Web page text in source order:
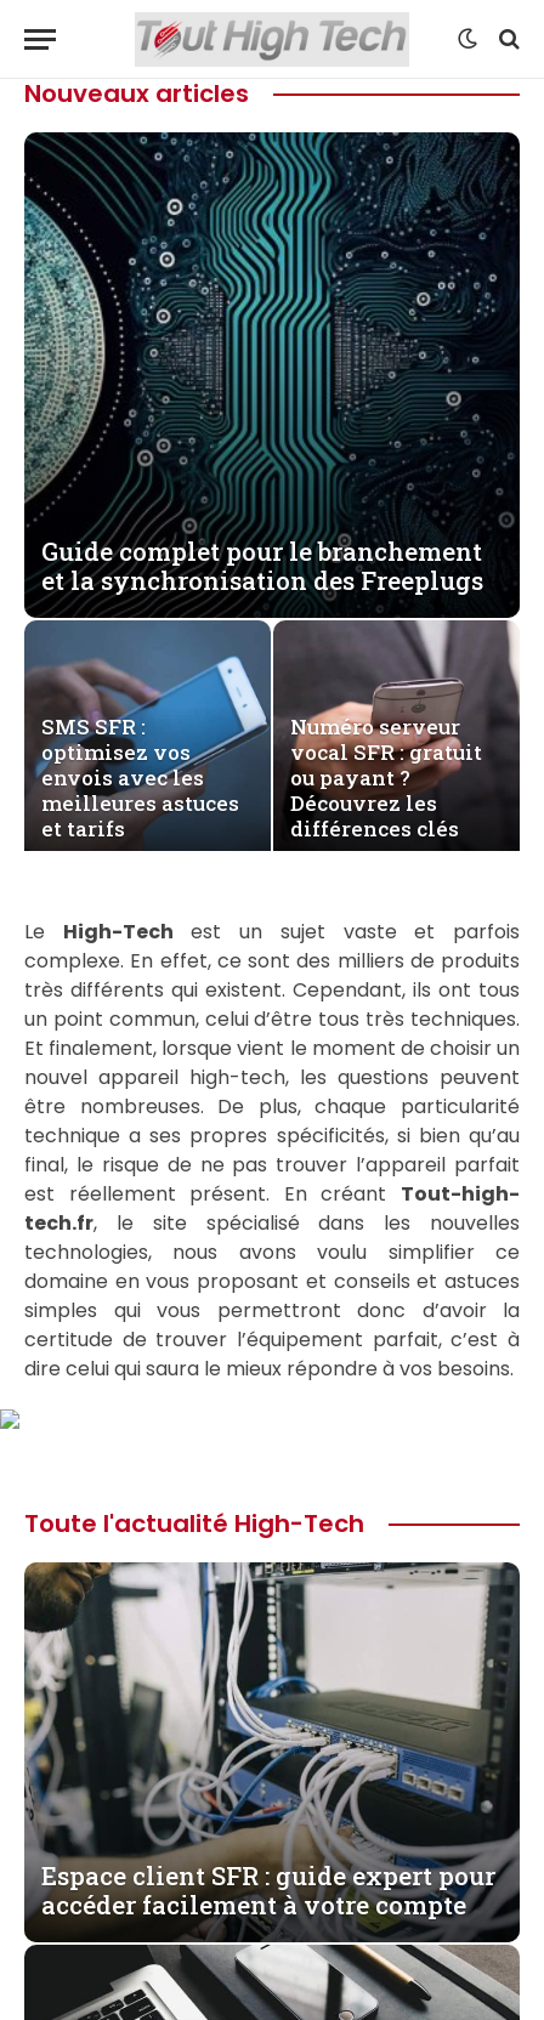
Nouveaux articles
Guide complet pour le branchement
et la synchronisation des Freeplugs
SMS SFR :
optimisez vos
envois avec les
meilleures astuces
et tarifs
Numéro serveur
vocal SFR : gratuit
ou payant ?
Découvrez les
différences clés
Le High-Tech est un sujet vaste et parfois
complexe. En effet, ce sont des milliers de produits
très différents qui existent. Cependant, ils ont tous
un point commun, celui d’être tous très techniques.
Et finalement, lorsque vient le moment de choisir un
nouvel appareil high-tech, les questions peuvent
être nombreuses. De plus, chaque particularité
technique a ses propres spécificités, si bien qu’au
final, le risque de ne pas trouver l’appareil parfait
est réellement présent. En créant Tout-high-
tech.fr, le site spécialisé dans les nouvelles
technologies, nous avons voulu simplifier ce
domaine en vous proposant et conseils et astuces
simples qui vous permettront donc d’avoir la
certitude de trouver l’équipement parfait, c’est à
dire celui qui saura le mieux répondre à vos besoins.
Toute l'actualité High-Tech
Espace client SFR : guide expert pour
accéder facilement à votre compte